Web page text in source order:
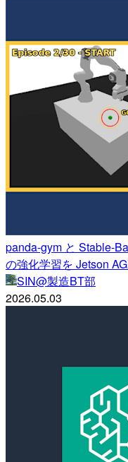
panda-gym と Stable-
の強化学習を Jetson
SIN@製造BT部
2026.05.03